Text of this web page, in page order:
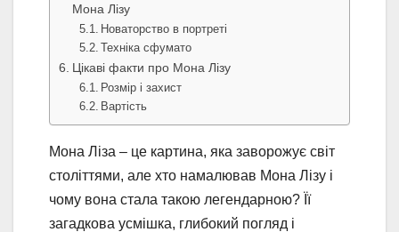
Мона Лізу
Новаторство в портреті
Техніка сфумато
Цікаві факти про Мона Лізу
Розмір і захист
Вартість
Мона Ліза – це картина, яка заворожує світ
століттями, але хто намалював Мона Лізу і
чому вона стала такою легендарною? Її
загадкова усмішка, глибокий погляд і